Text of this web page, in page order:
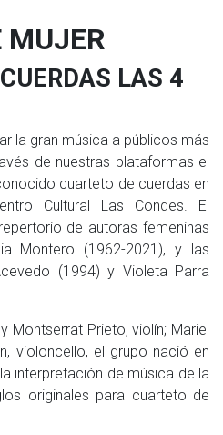
MUJER
LAS 4
la gran música a públicos más
de nuestras plataformas el
cuarteto de cuerdas en
Cultural Las Condes. El
de autoras femeninas
Montero (1962-2021), y las
(1994) y Violeta Parra
Montserrat Prieto, violín; Mariel
violoncello, el grupo nació en
interpretación de música de la
originales para cuarteto de